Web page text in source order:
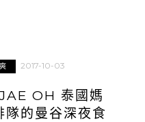
2017-10-03
OH 泰國媽
隊的曼谷深夜食